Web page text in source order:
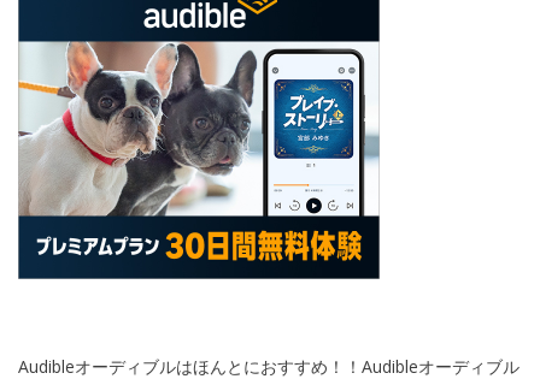
Audibleオーディブルはほんとにおすすめ！！Audibleオーディブル